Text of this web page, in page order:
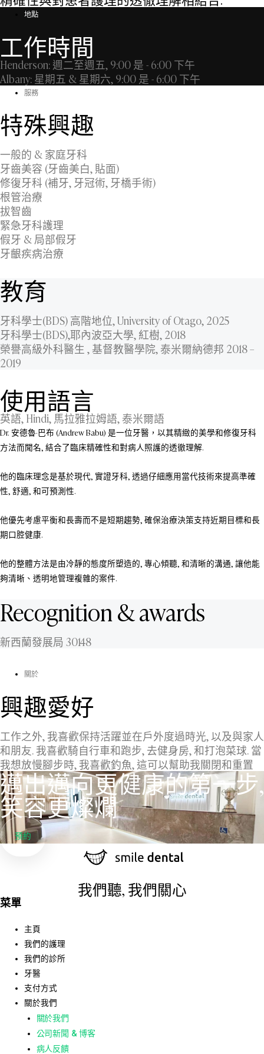
地點
工作時間
Henderson: 週二至週五, 9:00 是 - 6:00 下午
Albany: 星期五 & 星期六, 9:00 是 - 6:00 下午
服務
特殊興趣
一般的 & 家庭牙科
牙齒美容 (牙齒美白, 貼面)
修復牙科 (補牙, 牙冠術, 牙橋手術)
根管治療
拔智齒
緊急牙科護理
假牙 & 局部假牙
牙齦疾病治療
教育
牙科學士(BDS) 高階地位, University of Otago, 2025
牙科學士(BDS),耶內波亞大學, 紅樹, 2018
榮譽高級外科醫生 , 基督教醫學院, 泰米爾納德邦 2018 –
2019
使用語言
英語, Hindi, 馬拉雅拉姆語, 泰米爾語
Dr. 安德魯·巴布 (Andrew Babu) 是一位牙醫，以其精緻的美學和修復牙科
方法而聞名, 結合了臨床精確性和對病人照護的透徹理解.
他的臨床理念是基於現代, 實證牙科, 透過仔細應用當代技術來提高準確
性, 舒適, 和可預測性.
他優先考慮平衡和長壽而不是短期趨勢, 確保治療決策支持近期目標和長
期口腔健康.
他的整體方法是由冷靜的態度所塑造的, 專心傾聽, 和清晰的溝通, 讓他能
夠清晰、透明地管理複雜的案件.
Recognition & awards
新西蘭發展局 30148
關於
興趣愛好
工作之外, 我喜歡保持活躍並在戶外度過時光, 以及與家人
和朋友. 我喜歡騎自行車和跑步, 去健身房, 和打泡菜球. 當
我想放慢腳步時, 我喜歡釣魚, 這可以幫助我關閉和重置
邁出邁向更健康的第一步,
笑容更燦爛
預約
我們聽, 我們關心
菜單
主頁
我們的護理
我們的診所
牙醫
支付方式
關於我們
關於我們
公司新聞 & 博客
病人反饋